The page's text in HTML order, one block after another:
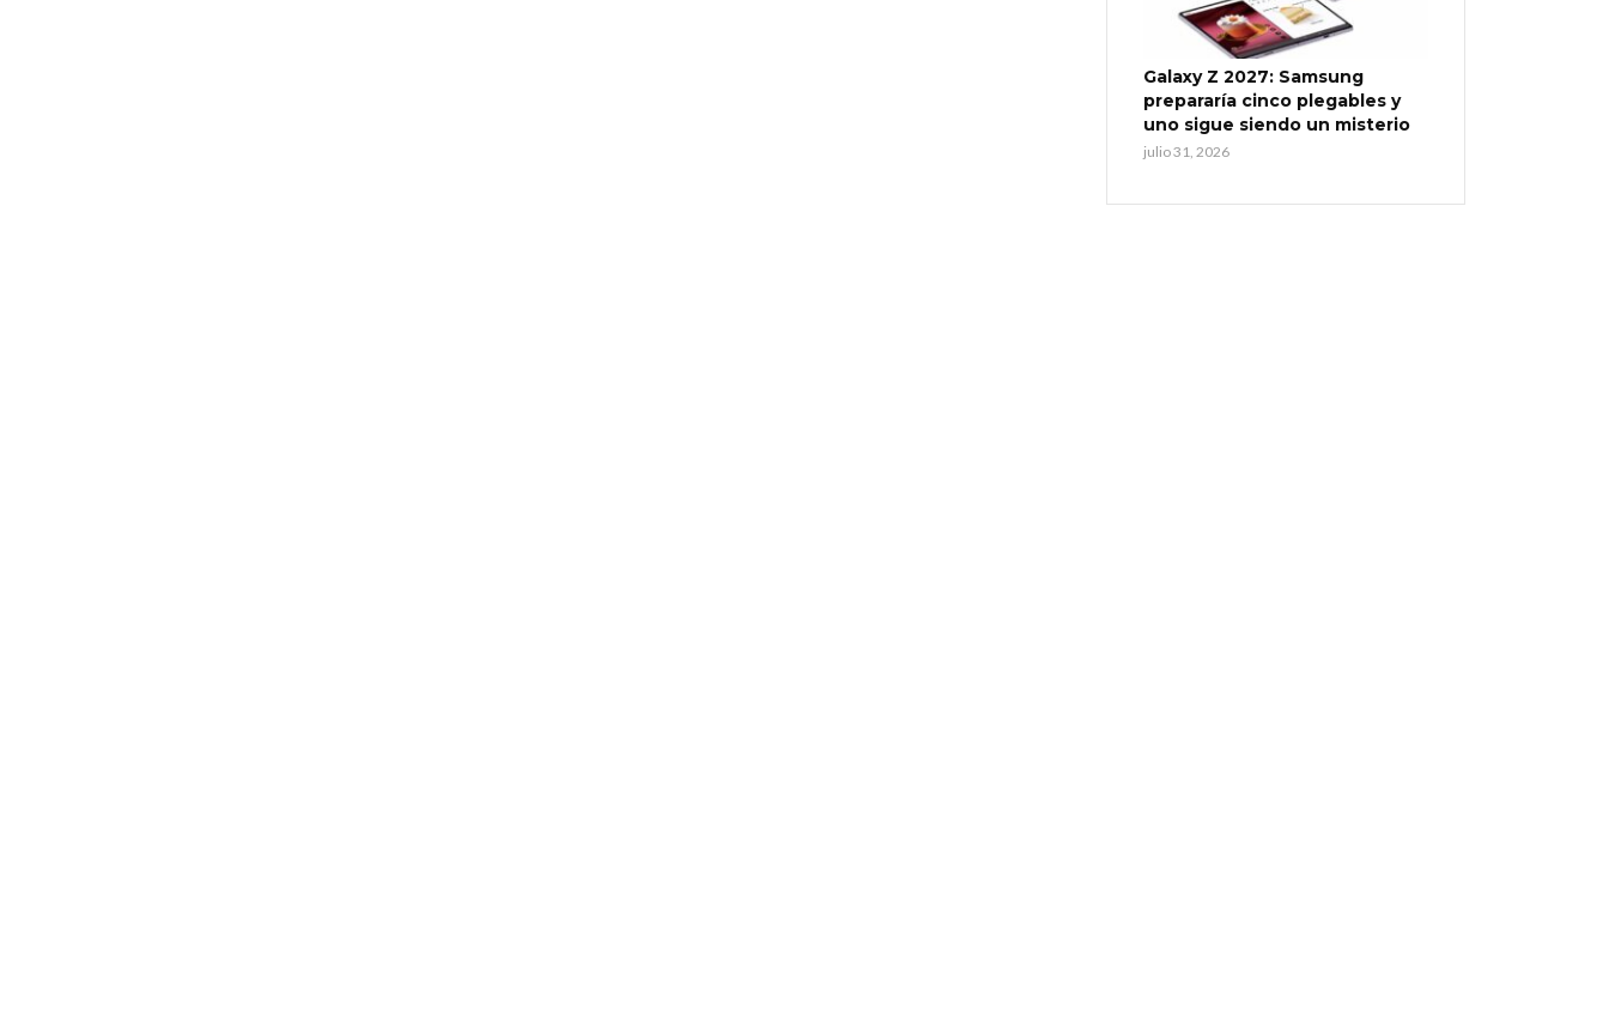
Galaxy Z 2027: Samsung
prepararía cinco plegables y
uno sigue siendo un misterio
julio 31, 2026